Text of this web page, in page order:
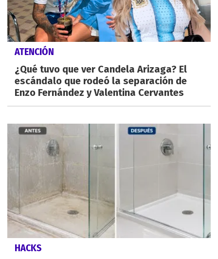
ATENCIÓN
¿Qué tuvo que ver Candela Arizaga? El
escándalo que rodeó la separación de
Enzo Fernández y Valentina Cervantes
HACKS